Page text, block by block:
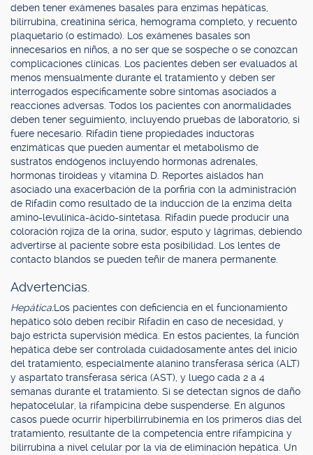
deben tener exámenes basales para enzimas hepáticas,
bilirrubina, creatinina sérica, hemograma completo, y recuento
plaquetario (o estimado). Los exámenes basales son
innecesarios en niños, a no ser que se sospeche o se conozcan
complicaciones clínicas. Los pacientes deben ser evaluados al
menos mensualmente durante el tratamiento y deben ser
interrogados específicamente sobre síntomas asociados a
reacciones adversas. Todos los pacientes con anormalidades
deben tener seguimiento, incluyendo pruebas de laboratorio, si
fuere necesario. Rifadin tiene propiedades inductoras
enzimáticas que pueden aumentar el metabolismo de
sustratos endógenos incluyendo hormonas adrenales,
hormonas tiroideas y vitamina D. Reportes aislados han
asociado una exacerbación de la porfiria con la administración
de Rifadin como resultado de la inducción de la enzima delta
amino-levulínica-ácido-sintetasa. Rifadin puede producir una
coloración rojiza de la orina, sudor, esputo y lágrimas, debiendo
advertirse al paciente sobre esta posibilidad. Los lentes de
contacto blandos se pueden teñir de manera permanente.
Advertencias.
Hepática:Los pacientes con deficiencia en el funcionamiento
hepático sólo deben recibir Rifadin en caso de necesidad, y
bajo estricta supervisión médica. En estos pacientes, la función
hepática debe ser controlada cuidadosamente antes del inicio
del tratamiento, especialmente alanino transferasa sérica (ALT)
y aspartato transferasa sérica (AST), y luego cada 2 a 4
semanas durante el tratamiento. Si se detectan signos de daño
hepatocelular, la rifampicina debe suspenderse. En algunos
casos puede ocurrir hiperbilirrubinemia en los primeros días del
tratamiento, resultante de la competencia entre rifampicina y
bilirrubina a nivel celular por la vía de eliminación hepática. Un